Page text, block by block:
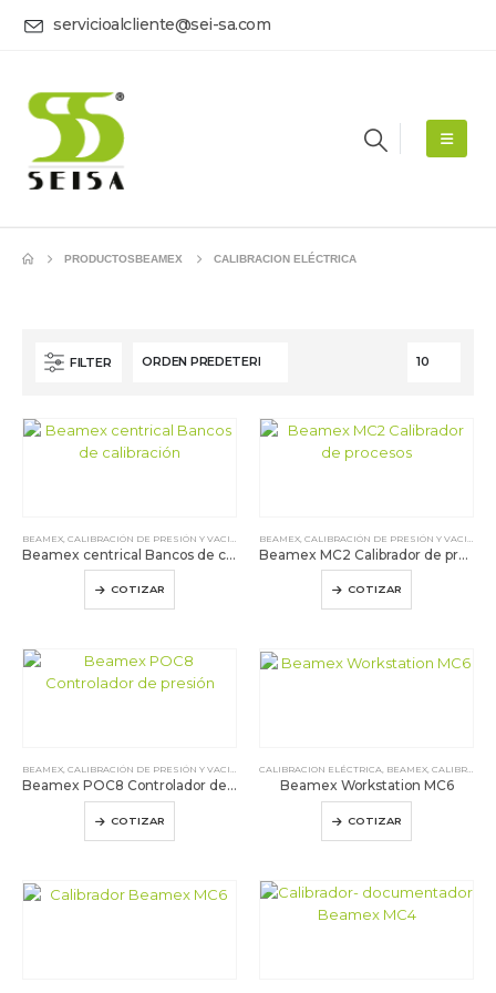
servicioalcliente@sei-sa.com
PRODUCTOSBEAMEX CALIBRACION ELÉCTRICA
FILTER
BEAMEX CALIBRACIÓN DE PRESIÓN Y VACIO CALIBRACION ELÉCTRICA,CALIBRADORES DE
Beamex centrical Bancos de calibración
COTIZAR
BEAMEX CALIBRACIÓN DE PRESIÓN Y VACIO
Beamex MC2 Calibrador de procesos
COTIZAR
BEAMEX, CALIBRACIÓN DE PRESIÓN Y VACIO CALIBRACION ELÉCTRICA,CALIBRADORES DE
Beamex POC8 Controlador de presión
COTIZAR
CALIBRACION ELÉCTRICA, BEAMEX, CALIBRACIÓN DE PRESIÓN Y VACIO
Beamex Workstation MC6
COTIZAR